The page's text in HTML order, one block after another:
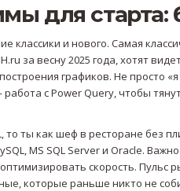
для старта:
классики и нового. Самая
за весну 2025 года, хотят
графиков. Не просто
с Power Query, чтобы
то ты как шеф в ресторане без
MS SQL Server и Oracle.
скорость.
которые раньше никто не